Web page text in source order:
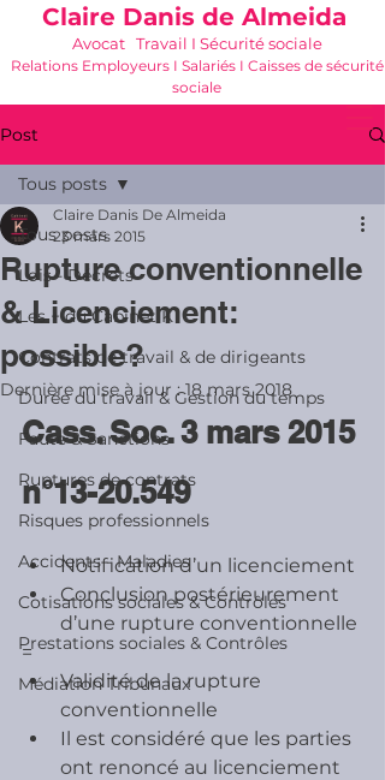
Claire Danis de Almeida
Avocat Travail I Sécurité sociale
Relations Employeurs I Salariés I Caisses de sécurité
sociale
Post
Tous posts
Lois - Décrets
Les + du Cabinet K
Contrats de travail & de dirigeants
Durée du travail & Gestion du temps
Faute & Sanctions
Ruptures de contrats
Risques professionnels
Accidents - Maladies
Cotisations sociales & Contrôles
Prestations sociales & Contrôles
Médiation Tribunaux
Tous posts
Rupture conventionnelle
& Licenciement:
possible?
Claire Danis De Almeida
23 mars 2015
Dernière mise à jour :18 mars 2018
Cass. Soc. 3 mars 2015
n°13-20.549
Notification d’un licenciement
Conclusion postérieurement
d’une rupture conventionnelle
=
Validité de la rupture
conventionnelle
Il est considéré que les parties
ont renoncé au licenciement